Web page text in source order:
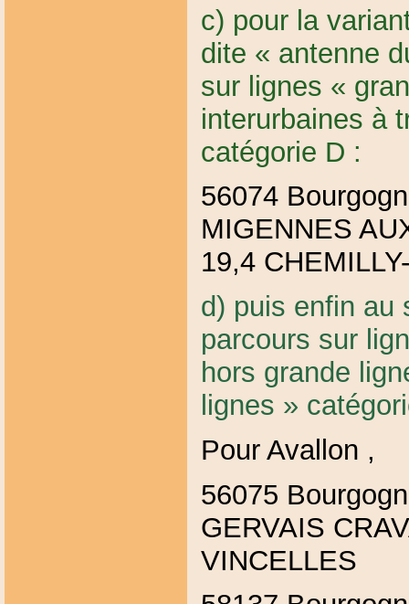
c) pour la
dite « antenne
sur lignes «
interurbaines à
catégorie D :
56074
MIGENNES
19,4
d) puis enfin au
parcours sur
hors grande
lignes »
Pour Avallon ,
56075
GERVAIS
VINCELLES